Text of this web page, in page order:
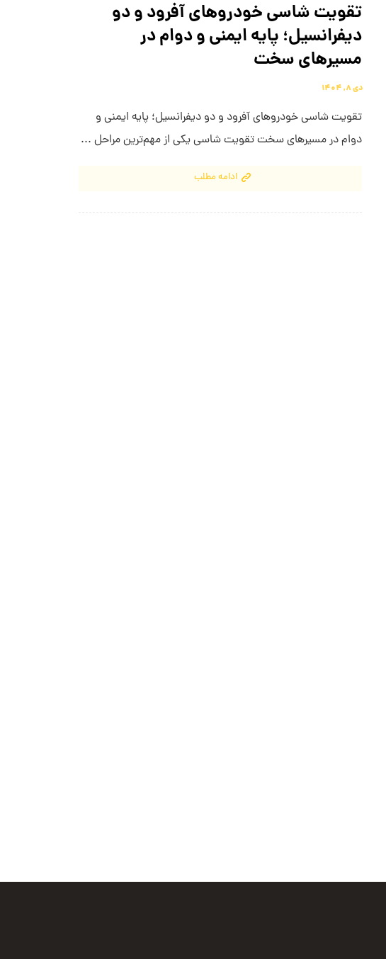
تقویت شاسی خودروهای آفرود و دو
دیفرانسیل؛ پایه ایمنی و دوام در
مسیرهای سخت
دی ۸, ۱۴۰۴
تقویت شاسی خودروهای آفرود و دو دیفرانسیل؛ پایه ایمنی و
دوام در مسیرهای سخت تقویت شاسی یکی از مهم‌ترین مراحل ...
ادامه مطلب